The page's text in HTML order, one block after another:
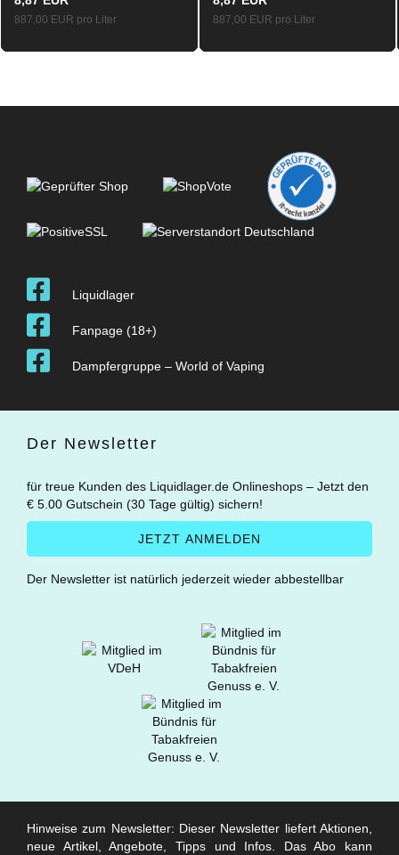
887,00 EUR pro Liter 887,00 EUR pro Liter
Liquidlager
Fanpage (18+)
Dampfergruppe – World of Vaping
Der Newsletter
für treue Kunden des Liquidlager.de Onlineshops – Jetzt den
€ 5.00 Gutschein (30 Tage gültig) sichern!
Der Newsletter ist natürlich jederzeit wieder abbestellbar
Hinweise zum Newsletter: Dieser Newsletter liefert Aktionen,
neue Artikel, Angebote, Tipps und Infos. Das Abo kann